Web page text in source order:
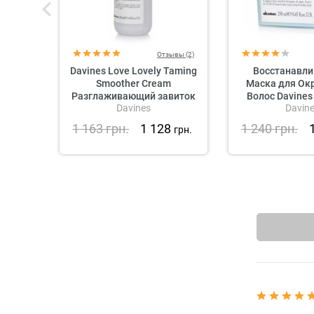
Отзывы (2)
Davines Love Lovely Taming
Smoother Cream
Разглаживающий завиток
крем для волос
Davines
1 163грн. 1 128 грн.
Маска для
Волос
Mask
1 240грн.